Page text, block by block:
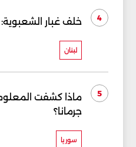
4 خلف غبار
لبنان
5
ماذا كشفت
جرمانا؟
سوريا